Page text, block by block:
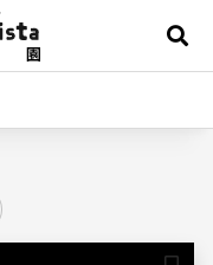
展